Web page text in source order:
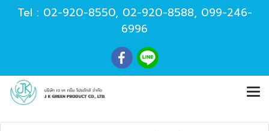
Tel : 02-920-8550, 02-920-8588, 099-246-
6996